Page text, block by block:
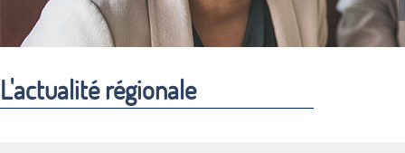
L'actualité régionale